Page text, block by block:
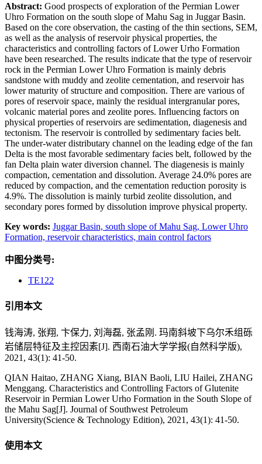
Abstract: Good prospects of exploration of the Permian Lower
Uhro Formation on the south slope of Mahu Sag in Juggar Basin.
Based on the core observation, the casting of the thin sections, SEM,
as well as the analysis of reservoir physical properties, the
characteristics and controlling factors of Lower Urho Formation
have been researched. The results indicate that the type of reservoir
rock in the Permian Lower Uhro Formation is mainly debris
sandstone with muddy and zeolite cementation, and reservoir has
lower maturity of structure and composition. There are various of
pores of reservoir space, mainly the residual intergranular pores,
volcanic material pores and zeolite pores. Influencing factors on
physical properties of reservoirs are sedimentation, diagenesis and
tectonism. The reservoir is controlled by sedimentary facies belt.
The under-water distributary channel on the leading edge of the fan
Delta is the most favorable sedimentary facies belt, followed by the
fan Delta plain water diversion channel. The diagenesis is mainly
compaction, cementation and dissolution. Average 24.0% pores are
reduced by compaction, and the cementation reduction porosity is
4.9%. The dissolution is mainly turbid zeolite dissolution, and
secondary pores formed by dissolution improve physical property.
Key words: Juggar Basin, south slope of Mahu Sag, Lower Uhro
Formation, reservoir characteristics, main control factors
中图分类号:
TE122
引用本文
钱海涛, 张翔, 卞保力, 刘海磊, 张孟刚. 玛南斜坡下乌尔禾组砾
岩储层特征及主控因素[J]. 西南石油大学学报(自然科学版),
2021, 43(1): 41-50.
QIAN Haitao, ZHANG Xiang, BIAN Baoli, LIU Hailei, ZHANG
Menggang. Characteristics and Controlling Factors of Glutenite
Reservoir in Permian Lower Urho Formation in the South Slope of
the Mahu Sag[J]. Journal of Southwest Petroleum
University(Science & Technology Edition), 2021, 43(1): 41-50.
使用本文